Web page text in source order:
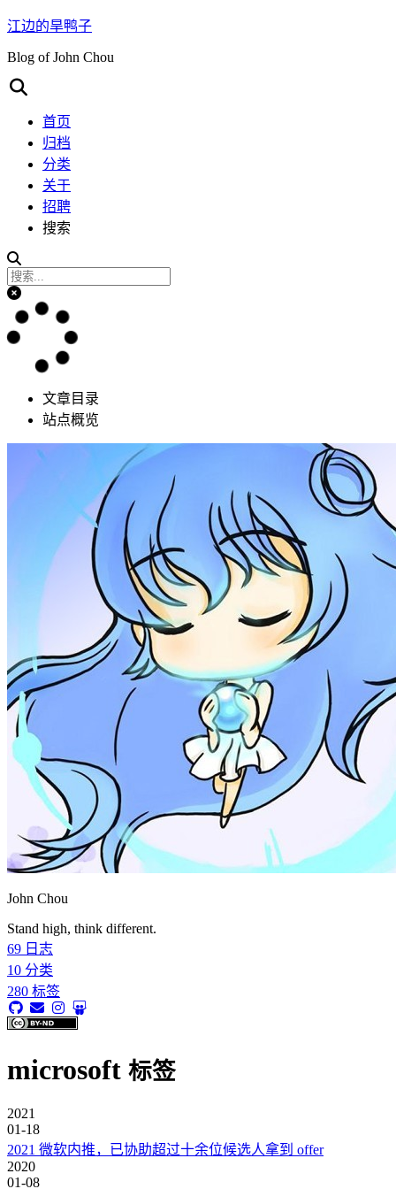
江边的旱鸭子
Blog of John Chou
首页
归档
分类
关于
招聘
搜索
文章目录
站点概览
John Chou
Stand high, think different.
69 日志
10 分类
280 标签
microsoft 标签
2021
01-18
2021 微软内推，已协助超过十余位候选人拿到 offer
2020
01-08